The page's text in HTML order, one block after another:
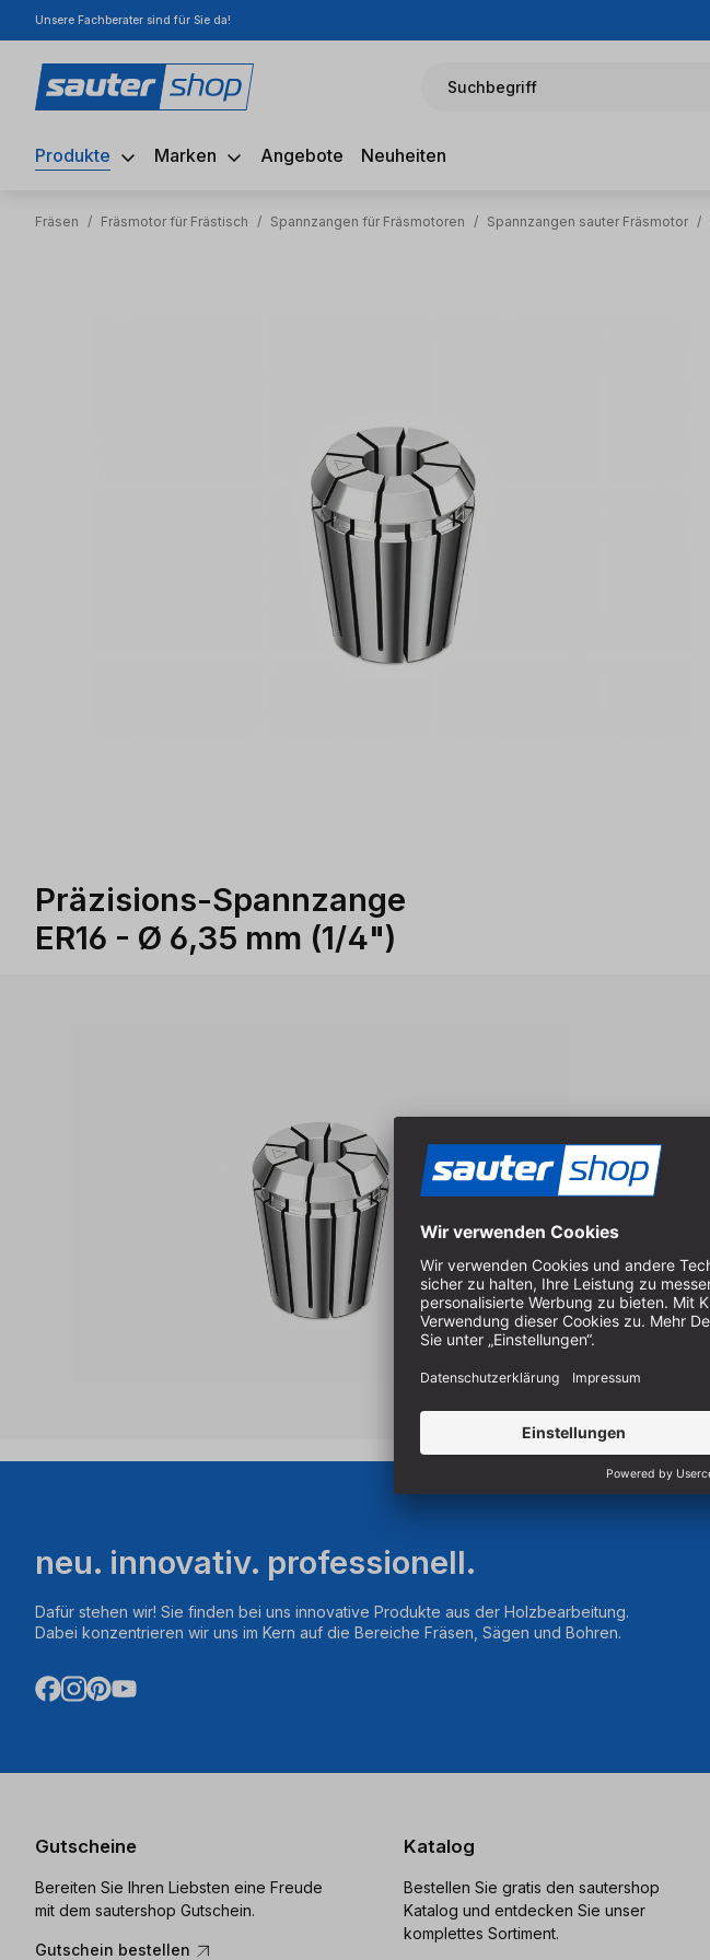
Hauptinhalt springen
Zur Suche springen
Zur Hauptnavigation springen
Unsere Fachberater sind für Sie da!
Suchbegriff
Produkte Marken Angebote Neuheiten
Fräsen / Fräsmotor für Frästisch / Spannzangen für Fräsmotoren / Spannzangen sauter Fräsmotor /
Präzisions-Spannzange
ER16 - Ø 6,35 mm (1/4")
neu. innovativ. professionell.
Dafür stehen wir! Sie finden bei uns innovative Produkte aus der Holzbearbeitung.
Dabei konzentrieren wir uns im Kern auf die Bereiche Fräsen, Sägen und Bohren.
Gutscheine
Bereiten Sie Ihren Liebsten eine Freude
mit dem sautershop Gutschein.
Gutschein bestellen
Katalog
Bestellen Sie gratis den sautershop
Katalog und entdecken Sie unser
komplettes Sortiment.